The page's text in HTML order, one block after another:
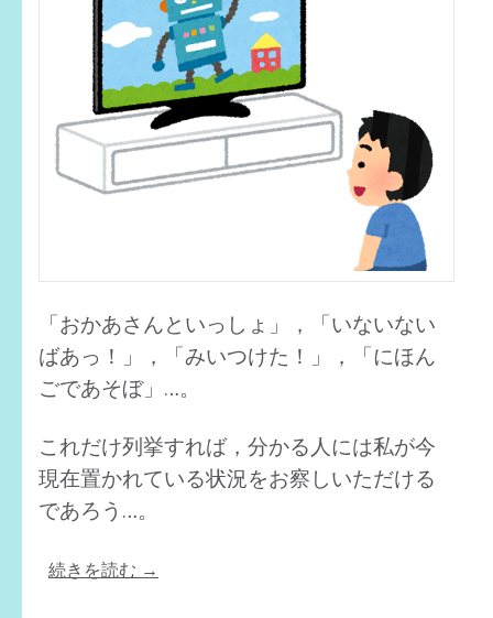
ー
ワ
基
地」
岡
維
新”
「おかあさんといっしょ」，「いないない
ばあっ！」，「みいつけた！」，「にほん
ごであそぼ」…。
これだけ列挙すれば，分かる人には私が今
現在置かれている状況をお察しいただける
であろう…。
“教
続きを読む →